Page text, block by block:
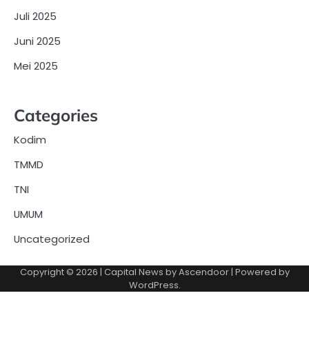
Juli 2025
Juni 2025
Mei 2025
Categories
Kodim
TMMD
TNI
UMUM
Uncategorized
Copyright © 2026 | Capital News byAscendoor| Powered by
WordPress.